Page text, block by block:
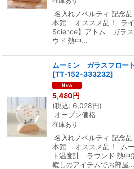
名入れノベルティ 記念
本館 オススメ品！ ライ
Science】アトム ガラ
ウド 熱中…
ムーミン ガラスフロー
[TT-152-333232]
5,480円
(税込: 6,028円)
オープン価格
在庫あり
名入れノベルティ 記念
本館 オススメ品！ ム
ト温度計 ラウンド 熱中
癒しのアイテムでお部屋…